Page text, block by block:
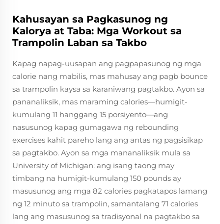
Kahusayan sa Pagkasunog ng
Kalorya at Taba: Mga Workout sa
Trampolin Laban sa Takbo
Kapag napag-uusapan ang pagpapasunog ng mga
calorie nang mabilis, mas mahusay ang pagb bounce
sa trampolin kaysa sa karaniwang pagtakbo. Ayon sa
pananaliksik, mas maraming calories—humigit-
kumulang 11 hanggang 15 porsiyento—ang
nasusunog kapag gumagawa ng rebounding
exercises kahit pareho lang ang antas ng pagsisikap
sa pagtakbo. Ayon sa mga mananaliksik mula sa
University of Michigan: ang isang taong may
timbang na humigit-kumulang 150 pounds ay
masusunog ang mga 82 calories pagkatapos lamang
ng 12 minuto sa trampolin, samantalang 71 calories
lang ang masusunog sa tradisyonal na pagtakbo sa